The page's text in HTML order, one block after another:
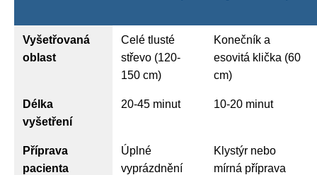
Vyšetřovaná
oblast
Celé tlusté
střevo (120-
150 cm)
Konečník a
esovitá klička (60
cm)
Délka
vyšetření
20-45 minut 10-20 minut
Příprava
pacienta
Úplné
vyprázdnění
Klystýr nebo
mírná příprava